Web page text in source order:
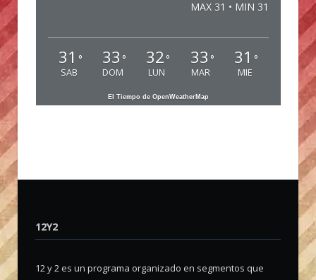
MAX 31 • MIN 31
31 °
SAB
33 °
DOM
32 °
LUN
33 °
MAR
31 °
MIE
El Tiempo de OpenWeatherMap
12Y2
12 y 2 es un programa organizado en segmentos que